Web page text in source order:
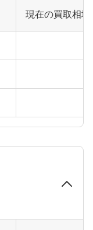
現在の買取相